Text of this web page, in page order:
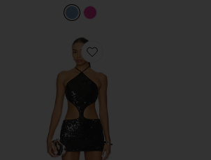
Favorite ПЛАТЬЕ ARIELLA MINI